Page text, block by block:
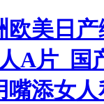
美日
A片_国
嘴添女